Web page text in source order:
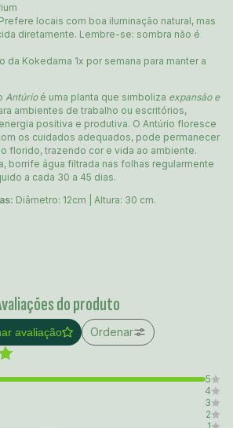
locais com boa iluminação natural, mas
diretamente. Lembre-se: sombra não é
da Kokedama 1x por semana para manter a
Antúrioé uma planta que simboliza expansão e
ambientes de trabalho ou escritórios,
positiva e produtiva. O Antúrio floresce
os cuidados adequados, pode permanecer
florido, trazendo cor e vida ao ambiente.
borrife água filtrada nas folhas regularmente
a cada 30 a 45 dias.
Diâmetro: 12cm | Altura: 30 cm.
do produto
avaliação Ordenar
5
4
3
2